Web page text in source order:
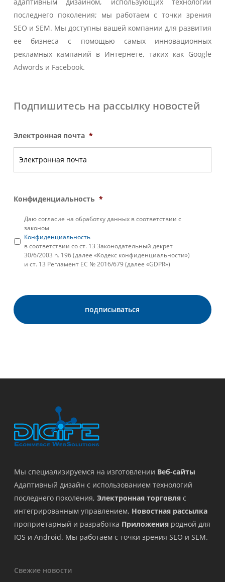
последнего поколения; мы работаем с точки зрения
SEO и SEM. Мы доступны вашей компании для развития
ее бизнеса с помощью самых инновационных
рекламных кампаний в Интернете, таких как Google
Adwords и Facebook.
Подпишитесь на рассылку новостей
Электронная почта *
Конфиденциальность *
Даю согласие на обработку данных в соответствии с
законом
Конфиденциальность
в соответствии со ст. 13 Законодательный декрет
30/6/2003 n. 196 (далее «Кодекс конфиденциальности»)
и ст. 13 Регламент ЕС № 2016/679 (далее «GDPR»)
Мы специализируемся на изготовлении Веб-сайты
Адаптивный дизайн с использованием технологий
последнего поколения, Электронная торговля с
интегрированным управлением, Новостная рассылка
проприетарный и разработка Приложения родной для
IOS и Android. Мы работаем с точки зрения SEO и SEM.
Свежие новости